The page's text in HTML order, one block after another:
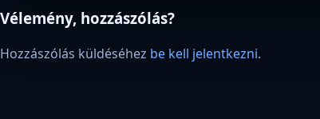
Vélemény, hozzászólás?
Hozzászólás küldéséhez be kell jelentkezni.